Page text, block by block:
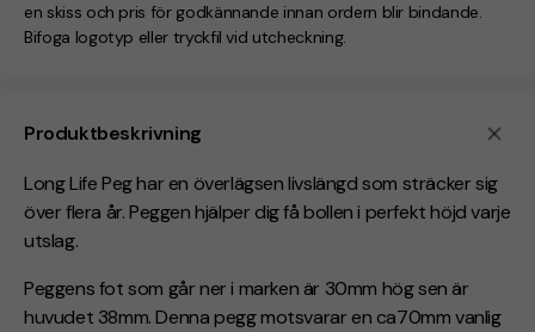
Produktbeskrivning
Long Life Peg har en överlägsen livslängd som sträcker sig
över flera år. Peggen hjälper dig få bollen i perfekt höjd varje
utslag.
Peggens fot som går ner i marken är 30mm hög sen är
huvudet 38mm. Denna pegg motsvarar en ca70mm vanlig
en skiss och pris för godkännande innan ordern blir bindande.
Bifoga logotyp eller tryckfil vid utcheckning.